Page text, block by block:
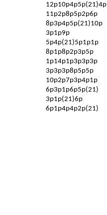
12p10p4p5p(21)4p
11p2p8p5p2p6p
8p3p4p5p(21)10p
3p1p9p
5p4p(21)5p1p1p
8p1p8p2p3p5p
1p14p1p3p3p3p
3p3p3p8p5p5p
10p2p7p3p4p1p
6p3p1p6p5p(21)
3p1p(21)6p
6p1p4p4p2p(21)